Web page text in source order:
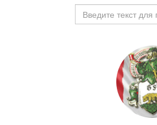
Искать...